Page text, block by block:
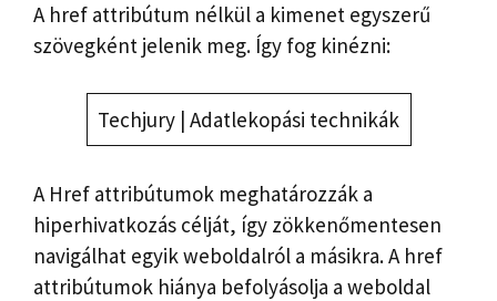
A href attribútum nélkül a kimenet egyszerű
szövegként jelenik meg. Így fog kinézni:
Techjury | Adatlekopási technikák
A Href attribútumok meghatározzák a
hiperhivatkozás célját, így zökkenőmentesen
navigálhat egyik weboldalról a másikra. A href
attribútumok hiánya befolyásolja a weboldal